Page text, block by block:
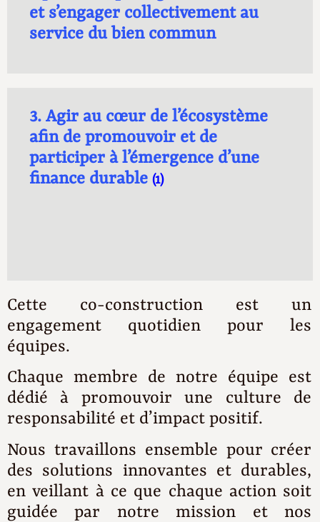
et s’engager collectivement au
service du bien commun
3. Agir au cœur de l’écosystème
afin de promouvoir et de
participer à l’émergence d’une
finance durable (1)
Cette co-construction est un
engagement quotidien pour les
équipes.
Chaque membre de notre équipe est
dédié à promouvoir une culture de
responsabilité et d’impact positif.
Nous travaillons ensemble pour créer
des solutions innovantes et durables,
en veillant à ce que chaque action soit
guidée par notre mission et nos